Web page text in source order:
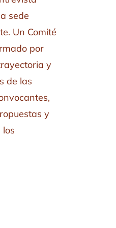
sede
Un Comité
por
y
de las
y
los